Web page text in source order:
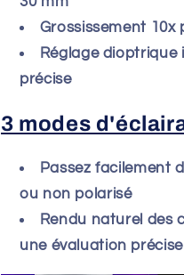
Grossissement 10x
Réglage
précise
3 modes
Passez facilement
ou non polarisé
Rendu naturel des
une évaluation précise